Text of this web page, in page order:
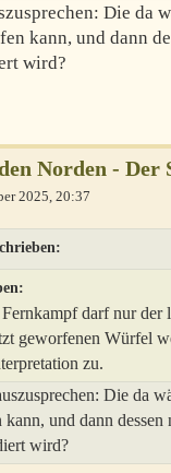
Die da
kann, und dann
wird?
Norden - Der
2025, 20:37
darf nur der
geworfenen Würfel
zu.
Die da
und dann dessen
wird?